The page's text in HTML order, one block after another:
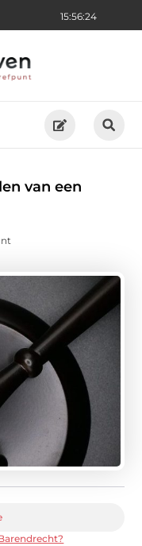
15:56:25
van een